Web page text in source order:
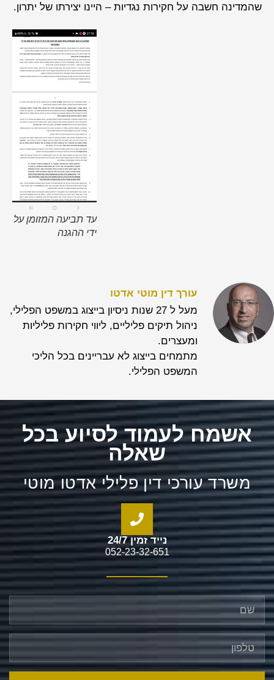
שהמדינה חשבה על חקירות נגדיות – היינו יצירתו של יתרון.
עד תביעה המזומן על
ידי ההגנה
עורך דין מוטי אדטו
מעל ל 27 שנות ניסיון בייצוג במשפט הפלילי,
ניהול תיקים פליליים, ליווי חקירות פליליות
ומעצרים.
מתמחים בייצוג לא עבריינים בכל הליכי
המשפט הפלילי.
אשמח לעמוד לסיוע בכל
שאלה
משרד עורכי דין פלילי אדטו מוטי
נייד זמין 24/7
052-23-32-651